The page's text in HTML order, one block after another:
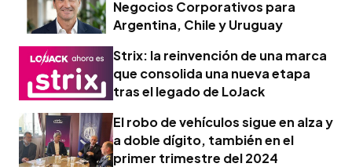
Negocios Corporativos para
Argentina, Chile y Uruguay
Strix: la reinvención de una marca
que consolida una nueva etapa
tras el legado de LoJack
El robo de vehículos sigue en alza y
a doble dígito, también en el
primer trimestre del 2024